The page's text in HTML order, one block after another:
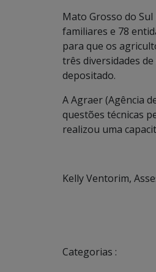
Mato Grosso do
familiares e 78
para que os
três diversidades
depositado.
A Agraer (Agência
questões técnicas
realizou uma
Kelly Ventorim,
Categorias :